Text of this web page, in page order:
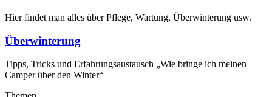
Hier findet man alles über Pflege, Wartung, Überwinterung usw.
Überwinterung
Tipps, Tricks und Erfahrungsaustausch „Wie bringe ich meinen
Camper über den Winter“